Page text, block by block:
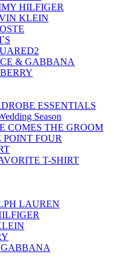
HILFIGER
KLEIN
& GABBANA
ESSENTIALS
Season
COMES THE GROOM
POINT FOUR
T-SHIRT
LAUREN